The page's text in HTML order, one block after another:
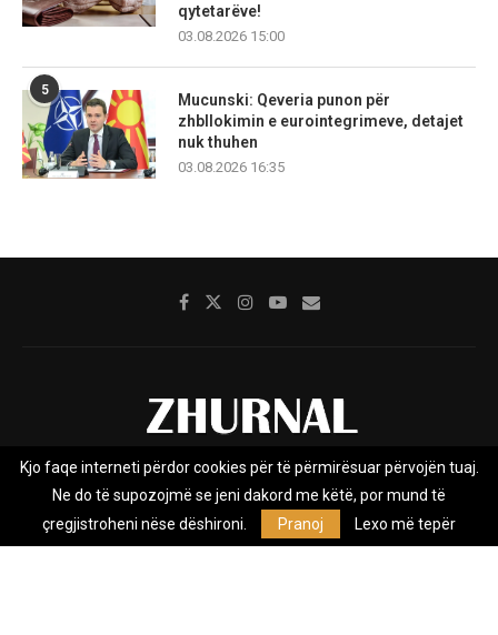
qytetarëve!
03.08.2026 15:00
5
Mucunski: Qeveria punon për
zhbllokimin e eurointegrimeve, detajet
nuk thuhen
03.08.2026 16:35
Rreth nesh Impresumi Marketing
Privacy Policy
Zhurnal.mk është Agjenci e Lajmeve e pavarur, e themeluar në vitin
Kjo faqe interneti përdor cookies për të përmirësuar përvojën tuaj.
Ne do të supozojmë se jeni dakord me këtë, por mund të
çregjistroheni nëse dëshironi.
Pranoj Lexo më tepër